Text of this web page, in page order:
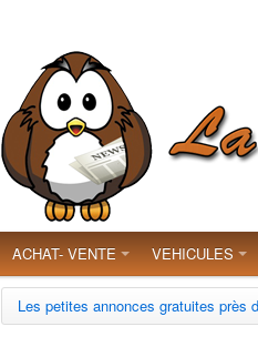
ACHAT- VENTE VEHICULES
Les petites annonces gratuites près